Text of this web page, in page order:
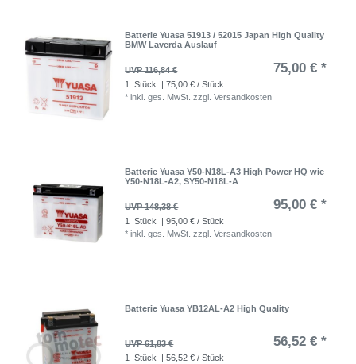
Batterie Yuasa 51913 / 52015 Japan High Quality
BMW Laverda Auslauf
UVP 116,84 € 75,00 € *
1 Stück
| 75,00 € / Stück
*inkl. ges. MwSt. zzgl.Versandkosten
Batterie Yuasa Y50-N18L-A3 High Power HQ wie
Y50-N18L-A2, SY50-N18L-A
UVP 148,38 € 95,00 € *
1 Stück
| 95,00 € / Stück
*inkl. ges. MwSt. zzgl.Versandkosten
Batterie Yuasa YB12AL-A2 High Quality
UVP 61,83 € 56,52 € *
1 Stück
| 56,52 € / Stück